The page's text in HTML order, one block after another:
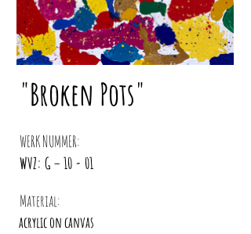
"Broken Pots"
WERK NUMMER:
WVZ: G – 10 - 01
Material:
acrylic on canvas